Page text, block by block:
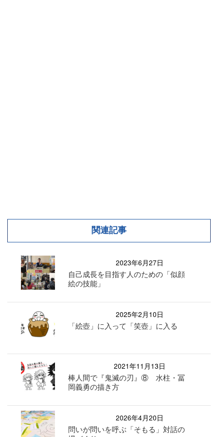
関連記事
2023年6月27日
自己成長を目指す人のための「似顔
絵の技能」
2025年2月10日
「絵壺」に入って「笑壺」に入る
2021年11月13日
棒人間で『鬼滅の刃』⑧ 水柱・冨
岡義勇の描き方
2026年4月20日
問いが問いを呼ぶ「そもる」対話の